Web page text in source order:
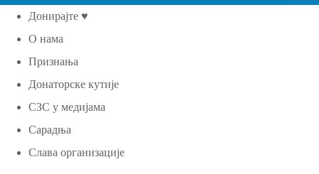
Донирајте ♥
О нама
Признања
Донаторске кутије
СЗС у медијама
Сарадња
Слава организације